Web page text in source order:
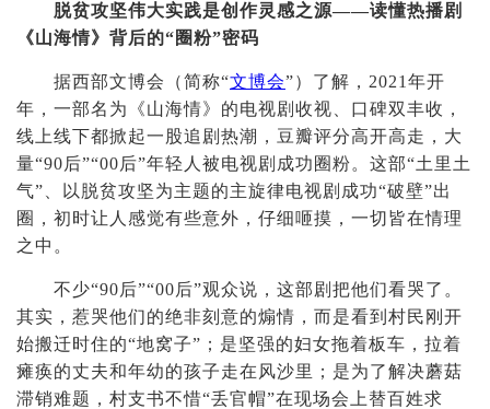
脱贫攻坚伟大实践是创作灵感之源——读懂热播剧
《山海情》背后的“圈粉”密码
据西部文博会（简称“文博会”）了解， 2021年开
年，一部名为《山海情》的电视剧收视、口碑双丰收，
线上线下都掀起一股追剧热潮，豆瓣评分高开高走，大
量“90后”“00后”年轻人被电视剧成功圈粉。这部“土里土
气”、以脱贫攻坚为主题的主旋律电视剧成功“破壁”出
圈，初时让人感觉有些意外，仔细咂摸，一切皆在情理
之中。
不少“90后”“00后”观众说，这部剧把他们看哭了。
其实，惹哭他们的绝非刻意的煽情，而是看到村民刚开
始搬迁时住的“地窝子”；是坚强的妇女拖着板车，拉着
瘫痪的丈夫和年幼的孩子走在风沙里；是为了解决蘑菇
滞销难题，村支书不惜“丢官帽”在现场会上替百姓求